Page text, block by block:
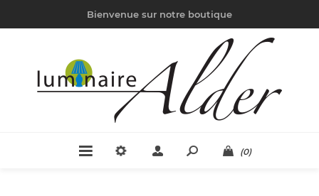
Bienvenue sur notre boutique
(0)